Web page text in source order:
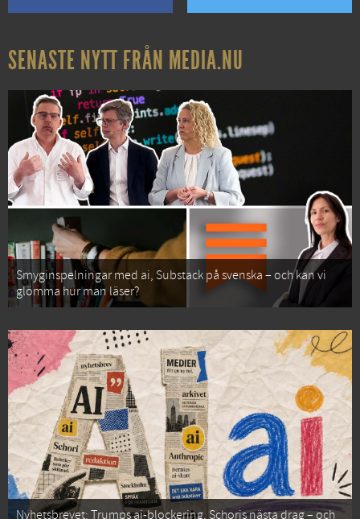
SENASTE NYTT FRÅN MEDIA.NU
Smyginspelningar med ai, Substack på svenska – och kan vi
glömma hur man läser?
Nyhetsbrevet: Trumps ai-blockering, Schoris nästa drag – och